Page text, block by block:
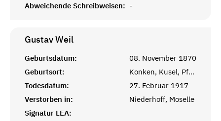
Abweichende Schreibweisen: -
GustavWeil
Geburtsdatum:
08. November 1870
Geburtsort:
Konken, Kusel, Pfalz
Todesdatum:
27. Februar 1917
Verstorben in:
Niederhoff, Moselle
Signatur LEA: